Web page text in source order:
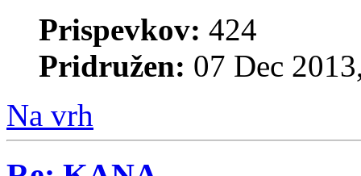
Prispevkov: 424
Pridružen: 07 Dec
Na vrh